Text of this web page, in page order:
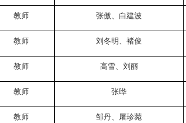
教师 张傲、白建波
教师 刘冬明、褚俊
教师 高雪、刘丽
教师 张晔
教师 邹丹、屠珍菀